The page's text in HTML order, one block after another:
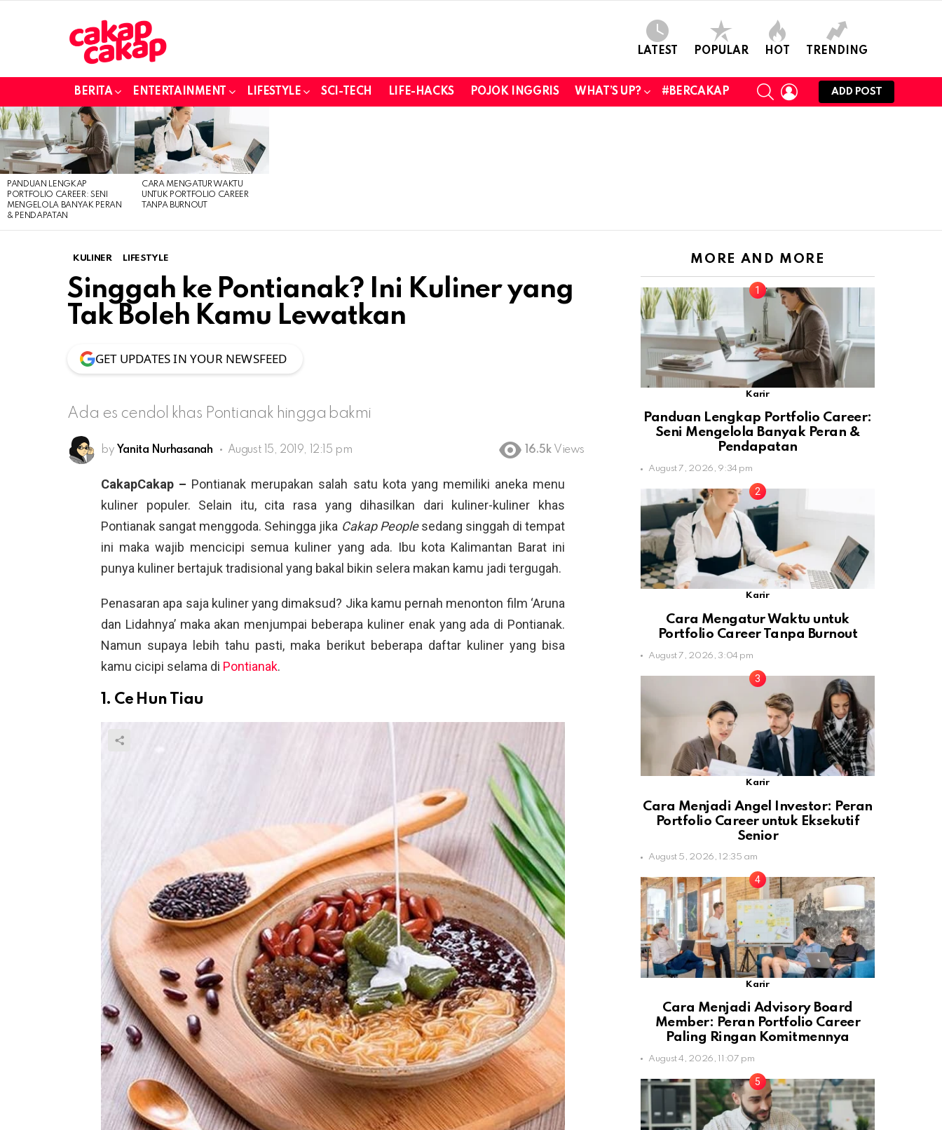
LATEST POPULAR HOT TRENDING
BERITA ENTERTAINMENT LIFESTYLE SCI-TECH LIFE-HACKS POJOK INGGRIS WHAT’S UP? #BERCAKAP
SEARCHLOGIN
ADD POST
LATEST
STORIES
PANDUAN LENGKAP
PORTFOLIO CAREER: SENI
MENGELOLA BANYAK PERAN
& PENDAPATAN
CARA MENGATUR WAKTU
UNTUK PORTFOLIO CAREER
TANPA BURNOUT
KULINER LIFESTYLE
Singgah ke Pontianak? Ini Kuliner yang
Tak Boleh Kamu Lewatkan
GET UPDATES IN YOUR NEWSFEED
Ada es cendol khas Pontianak hingga bakmi
by Yanita Nurhasanah August 15, 2019, 12:15 pm 16.5k Views
CakapCakap – Pontianak merupakan salah satu kota yang memiliki aneka menu
kuliner populer. Selain itu, cita rasa yang dihasilkan dari kuliner-kuliner khas
Pontianak sangat menggoda. Sehingga jika Cakap Peoplesedang singgah di tempat
ini maka wajib mencicipi semua kuliner yang ada. Ibu kota Kalimantan Barat ini
punya kuliner bertajuk tradisional yang bakal bikin selera makan kamu jadi tergugah.
Penasaran apa saja kuliner yang dimaksud? Jika kamu pernah menonton film ‘Aruna
dan Lidahnya’ maka akan menjumpai beberapa kuliner enak yang ada di Pontianak.
Namun supaya lebih tahu pasti, maka berikut beberapa daftar kuliner yang bisa
kamu cicipi selama di Pontianak.
1. Ce Hun Tiau
MORE AND MORE
Karir
Panduan Lengkap Portfolio Career:
Seni Mengelola Banyak Peran &
Pendapatan
August 7, 2026, 9:34 pm
Karir
Cara Mengatur Waktu untuk
Portfolio Career Tanpa Burnout
August 7, 2026, 3:04 pm
Karir
Cara Menjadi Angel Investor: Peran
Portfolio Career untuk Eksekutif
Senior
August 5, 2026, 12:35 am
Karir
Cara Menjadi Advisory Board
Member: Peran Portfolio Career
Paling Ringan Komitmennya
August 4, 2026, 11:07 pm